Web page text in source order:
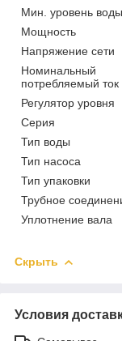
Мин. уровень воды
Мощность
Напряжение сети
Номинальный
потребляемый ток
Регулятор уровня
Серия
Тип воды
Тип насоса
Тип упаковки
Трубное
Уплотнение вала
Скрыть
Условия